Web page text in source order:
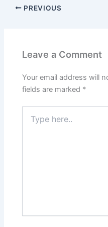
PREVIOUS
Leave a Comment
Your email address will
fields are marked *
here..